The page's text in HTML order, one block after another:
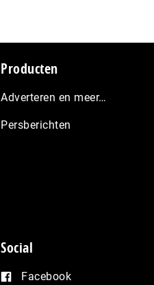
Producten
Adverteren en meer…
Persberichten
Social
Facebook